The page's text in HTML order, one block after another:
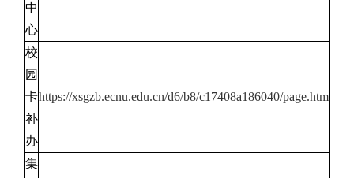
中
心
校
园
卡
补
办
https://xsgzb.ecnu.edu.cn/d6/b8/c17408a186040/page.htm
集